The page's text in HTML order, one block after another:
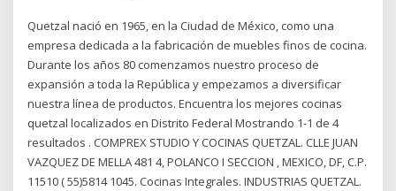
Quetzal nació en 1965, en la Ciudad de México, como una
empresa dedicada a la fabricación de muebles finos de cocina.
Durante los años 80 comenzamos nuestro proceso de
expansión a toda la República y empezamos a diversificar
nuestra línea de productos. Encuentra los mejores cocinas
quetzal localizados en Distrito Federal Mostrando 1-1 de 4
resultados . COMPREX STUDIO Y COCINAS QUETZAL. CLLE JUAN
VAZQUEZ DE MELLA 481 4, POLANCO I SECCION , MEXICO, DF, C.P.
11510 ( 55)5814 1045. Cocinas Integrales. INDUSTRIAS QUETZAL.